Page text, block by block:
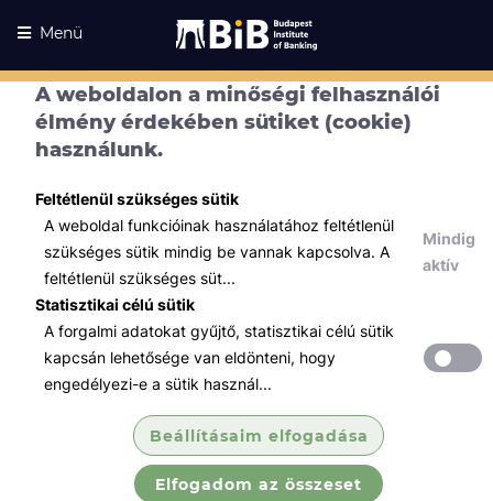
A weboldalon a minőségi felhasználói
élmény érdekében sütiket (cookie)
használunk.
Feltétlenül szükséges sütik
A weboldal funkcióinak használatához feltétlenül
szükséges sütik mindig be vannak kapcsolva. A
feltétlenül szükséges süt...
Mindig
aktív
Statisztikai célú sütik
A forgalmi adatokat gyűjtő, statisztikai célú sütik
kapcsán lehetősége van eldönteni, hogy
engedélyezi-e a sütik használ...
Beállításaim elfogadása
Elfogadom az összeset
Menü
Kurzusaink Kurzusaink
Minden témában
Összes
Hitelezés / Kockázatkezelés
Hitelkockázati modellek
A kurzus célja, hogy a hallgatók betekintést